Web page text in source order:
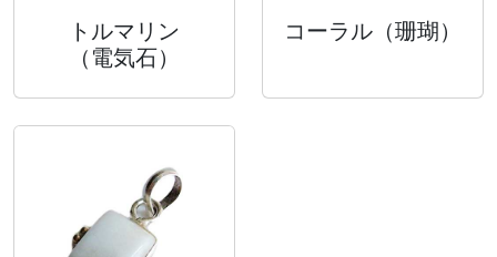
トルマリン
（電気石）
コーラル （珊瑚）